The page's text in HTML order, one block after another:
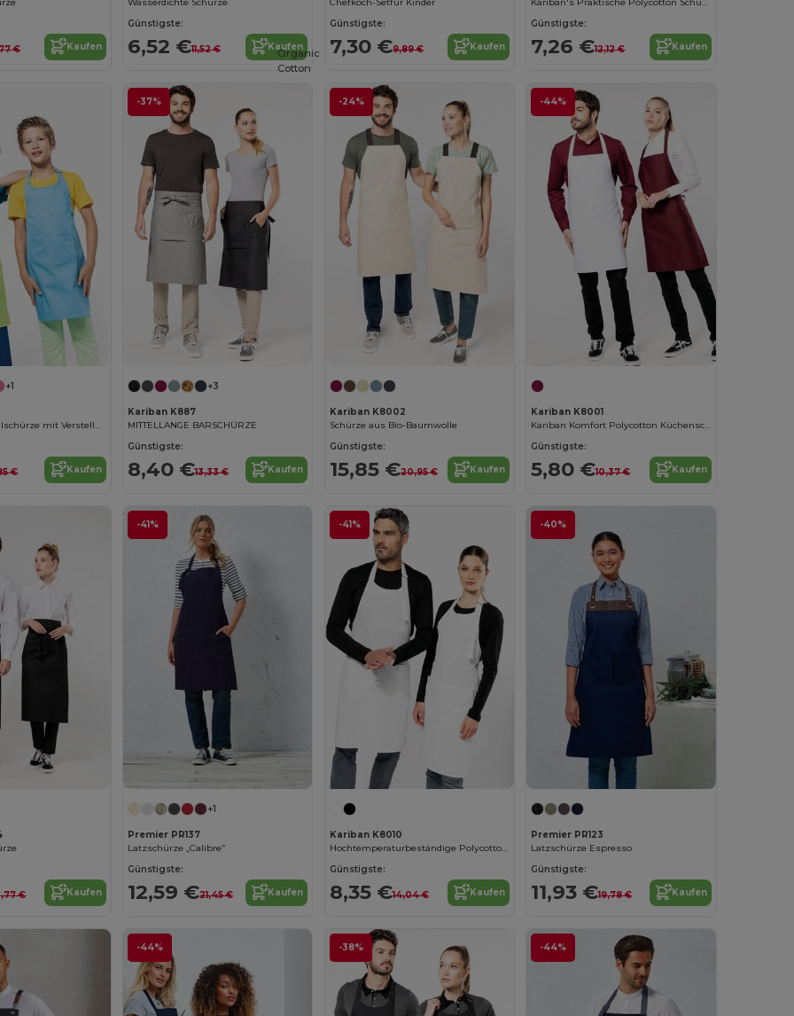
€ Kaufen
Wasserdichte Schürze
Günstigste:
6,52 €11,52 € Kaufen
Chefkoch-Setfür Kinder
Günstigste:
7,30 €9,89 € Kaufen
Kariban's Praktische Polycotton Schürze für Herren
Günstigste:
7,26 €12,12 € Kaufen
+1
Kinder Baumwollschürze mit Verstellbarem Nackengurt
€ Kaufen
-37%
+3
Kariban K887
MITTELLANGE BARSCHÜRZE
Günstigste:
8,40 €13,33 € Kaufen
-24%
Organic
Cotton
Kariban K8002
Schürze aus Bio-Baumwolle
Günstigste:
15,85 €20,95 € Kaufen
-44%
Kariban K8001
Kariban Komfort Polycotton Küchenschürze
Günstigste:
5,80 €10,37 € Kaufen
€ Kaufen
-41%
+1
Premier PR137
Latzschürze „Calibre“
Günstigste:
12,59 €21,45 € Kaufen
-41%
Kariban K8010
Hochtemperaturbeständige Polycotton Küchenschürze
Günstigste:
8,35 €14,04 € Kaufen
-40%
Premier PR123
Latzschürze Espresso
Günstigste:
11,93 €19,78 € Kaufen
-44% -38% -44%